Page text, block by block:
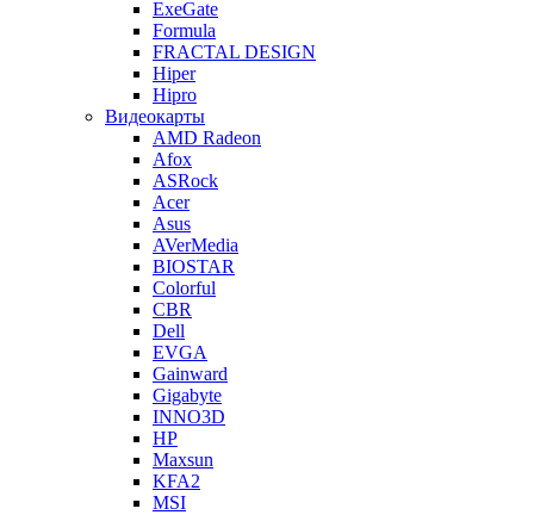
ExeGate
Formula
FRACTAL DESIGN
Hiper
Hipro
Видеокарты
AMD Radeon
Afox
ASRock
Acer
Asus
AVerMedia
BIOSTAR
Colorful
CBR
Dell
EVGA
Gainward
Gigabyte
INNO3D
HP
Maxsun
KFA2
MSI